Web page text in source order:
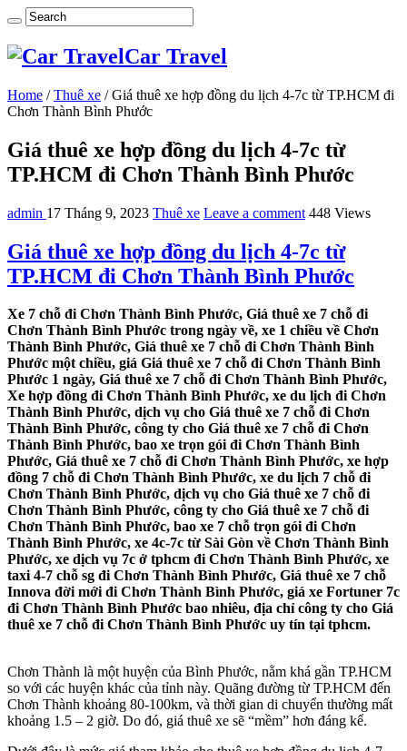
Car Travel
Home / Thuê xe / Giá thuê xe hợp đồng du lịch 4-7c từ TP.HCM đi
Chơn Thành Bình Phước
Giá thuê xe hợp đồng du lịch 4-7c từ
TP.HCM đi Chơn Thành Bình Phước
admin 17 Tháng 9, 2023 Thuê xe Leave a comment 448 Views
Giá thuê xe hợp đồng du lịch 4-7c từ
TP.HCM đi Chơn Thành Bình Phước
Xe 7 chỗ đi Chơn Thành Bình Phước, Giá thuê xe 7 chỗ đi
Chơn Thành Bình Phước trong ngày về, xe 1 chiều về Chơn
Thành Bình Phước, Giá thuê xe 7 chỗ đi Chơn Thành Bình
Phước một chiều, giá Giá thuê xe 7 chỗ đi Chơn Thành Bình
Phước 1 ngày, Giá thuê xe 7 chỗ đi Chơn Thành Bình Phước,
Xe hợp đồng đi Chơn Thành Bình Phước, xe du lịch đi Chơn
Thành Bình Phước, dịch vụ cho Giá thuê xe 7 chỗ đi Chơn
Thành Bình Phước, công ty cho Giá thuê xe 7 chỗ đi Chơn
Thành Bình Phước, bao xe trọn gói đi Chơn Thành Bình
Phước, Giá thuê xe 7 chỗ đi Chơn Thành Bình Phước, xe hợp
đồng 7 chỗ đi Chơn Thành Bình Phước, xe du lịch 7 chỗ đi
Chơn Thành Bình Phước, dịch vụ cho Giá thuê xe 7 chỗ đi
Chơn Thành Bình Phước, công ty cho Giá thuê xe 7 chỗ đi
Chơn Thành Bình Phước, bao xe 7 chỗ trọn gói đi Chơn
Thành Bình Phước, xe 4c-7c từ Sài Gòn về Chơn Thành Bình
Phước, xe dịch vụ 7c ở tphcm đi Chơn Thành Bình Phước, xe
taxi 4-7 chỗ sg đi Chơn Thành Bình Phước, Giá thuê xe 7 chỗ
Innova đời mới đi Chơn Thành Bình Phước, giá xe Fortuner 7c
đi Chơn Thành Bình Phước bao nhiêu, địa chỉ công ty cho Giá
thuê xe 7 chỗ đi Chơn Thành Bình Phước uy tín tại tphcm.
Chơn Thành là một huyện của Bình Phước, nằm khá gần TP.HCM
so với các huyện khác của tỉnh này. Quãng đường từ TP.HCM đến
Chơn Thành khoảng 80-100km, và thời gian di chuyển thường mất
khoảng 1.5 – 2 giờ. Do đó, giá thuê xe sẽ “mềm” hơn đáng kể.